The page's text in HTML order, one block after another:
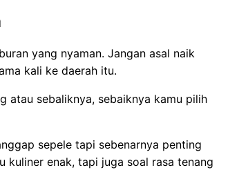
yang nyaman. Jangan asal naik
kali ke daerah itu.
atau sebaliknya, sebaiknya kamu pilih
sepele tapi sebenarnya penting
kuliner enak, tapi juga soal rasa tenang